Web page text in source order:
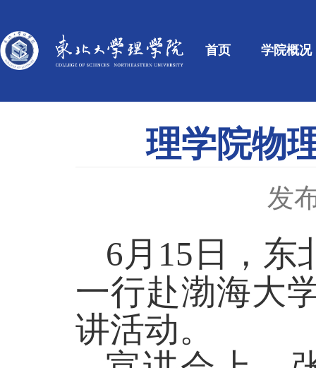
首页 学院概况
理学院物
发
6 月 15 日，东
一行赴渤海大
讲活动。